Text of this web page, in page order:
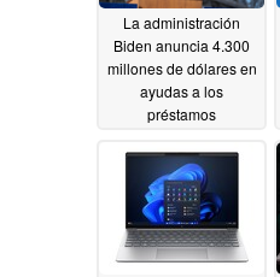
La administración
Biden anuncia 4.300
millones de dólares en
ayudas a los
préstamos